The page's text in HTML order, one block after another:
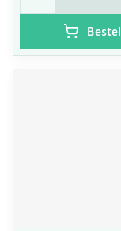
Bestel